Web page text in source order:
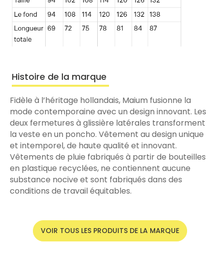
Histoire de la marque
Fidèle à l’héritage hollandais, Maium fusionne la
mode contemporaine avec un design innovant. Les
deux fermetures à glissière latérales transforment
la veste en un poncho. Vêtement au design unique
et intemporel, de haute qualité et innovant.
Vêtements de pluie fabriqués à partir de bouteilles
en plastique recyclées, ne contiennent aucune
substance nocive et sont fabriqués dans des
conditions de travail équitables.
VOIR TOUS LES PRODUITS DE LA MARQUE